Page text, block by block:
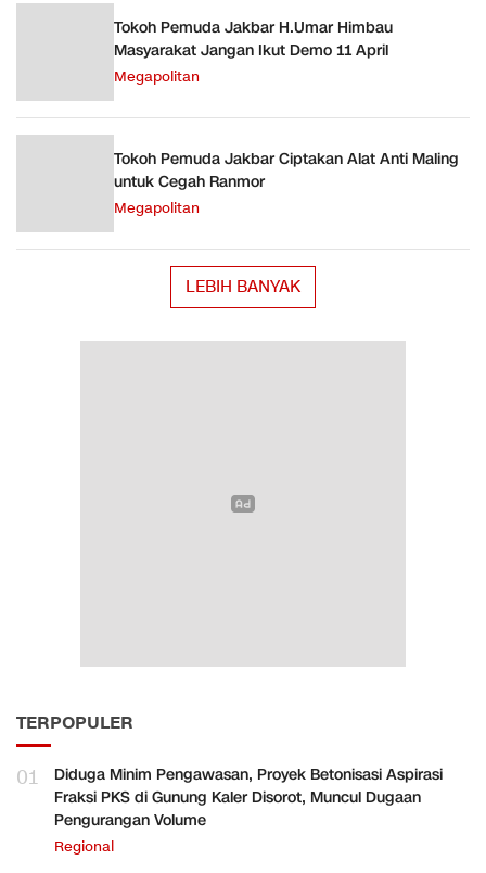
Tokoh Pemuda Jakbar H.Umar Himbau
Masyarakat Jangan Ikut Demo 11 April
Megapolitan
Tokoh Pemuda Jakbar Ciptakan Alat Anti Maling
untuk Cegah Ranmor
Megapolitan
LEBIH BANYAK
TERPOPULER
01
Diduga Minim Pengawasan, Proyek Betonisasi Aspirasi
Fraksi PKS di Gunung Kaler Disorot, Muncul Dugaan
Pengurangan Volume
Regional